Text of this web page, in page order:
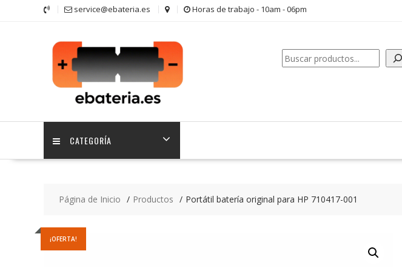
service@ebateria.es Horas de trabajo - 10am - 06pm
Buscar
CATEGORÍA
Página de Inicio Productos Portátil batería original para HP 710417-001
¡OFERTA!